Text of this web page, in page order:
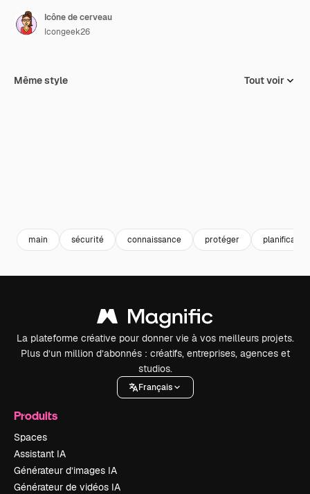
Icône de cerveau
Icongeek26
Même style Tout voir
main sécurité connaissance protéger planification
La plateforme créative pour donner vie à vos meilleurs projets.
Plus d’un million d’abonnés : créatifs, entreprises, agences et
studios.
Français
Produits
Spaces
Assistant IA
Générateur d’images IA
Générateur de vidéos IA